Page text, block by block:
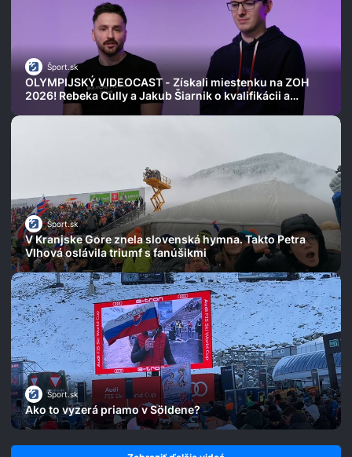
Šport.sk
OLYMPIJSKÝ VIDEOCAST - Získali miestenku na ZOH
2026! Rebeka Cully a Jakub Šiarnik o kvalifikácii a
súťažnom skialpinizme
Šport.sk
V Kranjske Gore znela slovenská hymna. Takto Petra
Vlhová oslávila triumf s fanúšikmi
Šport.sk
Ako to vyzerá priamo v Söldene?